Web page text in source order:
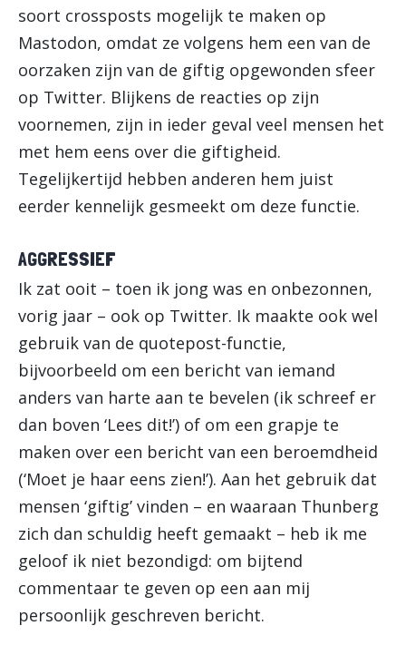
soort crossposts mogelijk te maken op
Mastodon, omdat ze volgens hem een van de
oorzaken zijn van de giftig opgewonden sfeer
op Twitter. Blijkens de reacties op zijn
voornemen, zijn in ieder geval veel mensen het
met hem eens over die giftigheid.
Tegelijkertijd hebben anderen hem juist
eerder kennelijk gesmeekt om deze functie.
AGGRESSIEF
Ik zat ooit – toen ik jong was en onbezonnen,
vorig jaar – ook op Twitter. Ik maakte ook wel
gebruik van de quotepost-functie,
bijvoorbeeld om een bericht van iemand
anders van harte aan te bevelen (ik schreef er
dan boven ‘Lees dit!’) of om een grapje te
maken over een bericht van een beroemdheid
(‘Moet je haar eens zien!’). Aan het gebruik dat
mensen ‘giftig’ vinden – en waaraan Thunberg
zich dan schuldig heeft gemaakt – heb ik me
geloof ik niet bezondigd: om bijtend
commentaar te geven op een aan mij
persoonlijk geschreven bericht.